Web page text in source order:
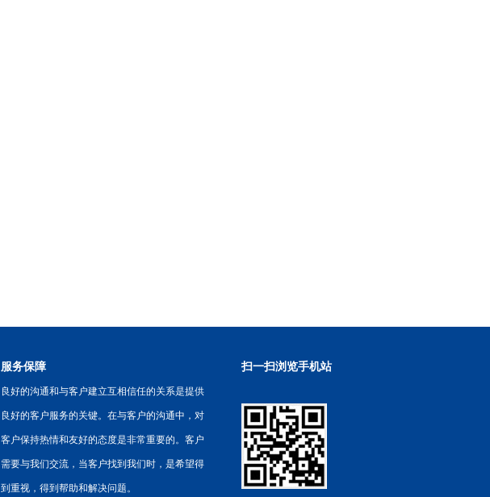
服务保障
良好的沟通和与客户建立互相信任的关系是提供
良好的客户服务的关键。在与客户的沟通中，对
客户保持热情和友好的态度是非常重要的。客户
需要与我们交流，当客户找到我们时，是希望得
到重视，得到帮助和解决问题。
扫一扫浏览手机站